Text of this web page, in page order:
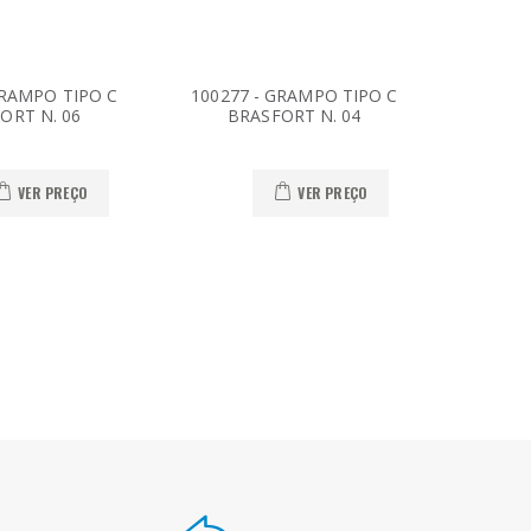
TIPO C
N. 06
VER PREÇO
100277 - GRAMPO TIPO C
BRASFORT N. 04
VER PREÇO